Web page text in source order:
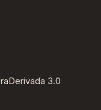
3.0